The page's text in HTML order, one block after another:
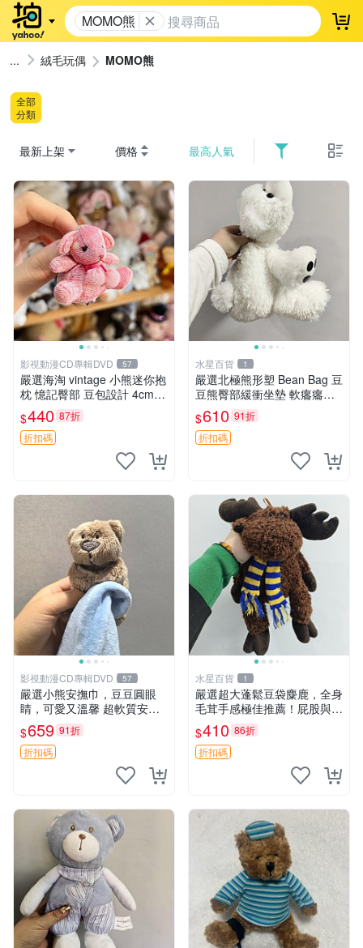
MOMO熊 登
絨毛玩偶 MOMO熊
全部
分類
最新上架 價格 最高人氣
影視動漫CD專輯DVD 57
嚴選海淘 vintage 小熊迷你抱
枕 憶記臀部 豆包設計 4cm
高 推薦收藏 迷你豆包小熊、
高臀部、豆袋抱枕
$440 87折
折扣碼
水星百貨 1
嚴選北極熊形塑 Bean Bag 豆
豆熊臀部緩衝坐墊 軟癟癟舒
壓設計 保暖又實用 適合久坐
放松 推薦居家使用 RUSS系
列 豆豆熊屁屁坐墊 3D顆粒結
$610 91折
折扣碼
影視動漫CD專輯DVD 57
嚴選小熊安撫巾，豆豆圓眼
睛，可愛又溫馨 超軟質安撫
巾，豆豆設計，哄睡好幫手
約克豆豆眼安撫巾 數碼豆豆
眼
$659 91折
折扣碼
水星百貨 1
嚴選超大蓬鬆豆袋麋鹿，全身
毛茸手感極佳推薦！屁股與四
肢填充均勻，適合收藏與孩童
共賞。 麋鹿 豆袋 毛茸玩具
$410 86折
折扣碼